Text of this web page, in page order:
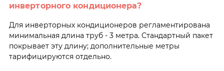
инверторного кондиционера?
Для инверторных кондиционеров регламентирована
минимальная длина труб - 3 метра. Стандартный пакет
покрывает эту длину; дополнительные метры
тарифицируются отдельно.